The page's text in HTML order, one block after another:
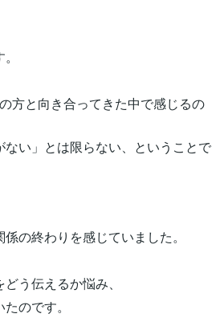
方と向き合ってきた中で感じるの
ない」とは限らない、ということで
の終わりを感じていました。
う伝えるか悩み、
のです。